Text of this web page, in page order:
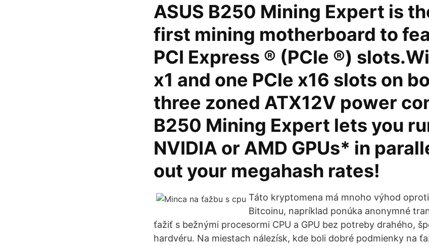
ASUS B250 Mining Expert is
first mining motherboard to
PCI Express ® (PCIe ®)
x1 and one PCIe x16 slots on
three zoned ATX12V power
B250 Mining Expert lets you
NVIDIA or AMD GPUs* in
out your megahash rates!
Táto kryptomena má mnoho výhod
Bitcoinu, napríklad ponúka anonymné
ťažiť s bežnými procesormi CPU a GPU bez potreby drahého,
hardvéru. Na miestach nálezísk, kde boli dobré podmienky na